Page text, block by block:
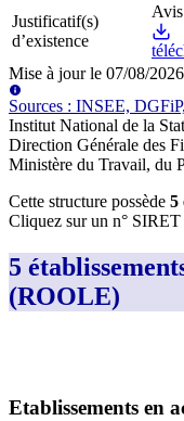
Justificatif(s)
d’existence
Mise à jour le 07/08/2026
Sources : INSEE,
Institut National de la
Direction Générale des
Ministère du Travail, du
Cette structure possède 5
Cliquez sur un n°
5
(ROOLE)
Etablissements en